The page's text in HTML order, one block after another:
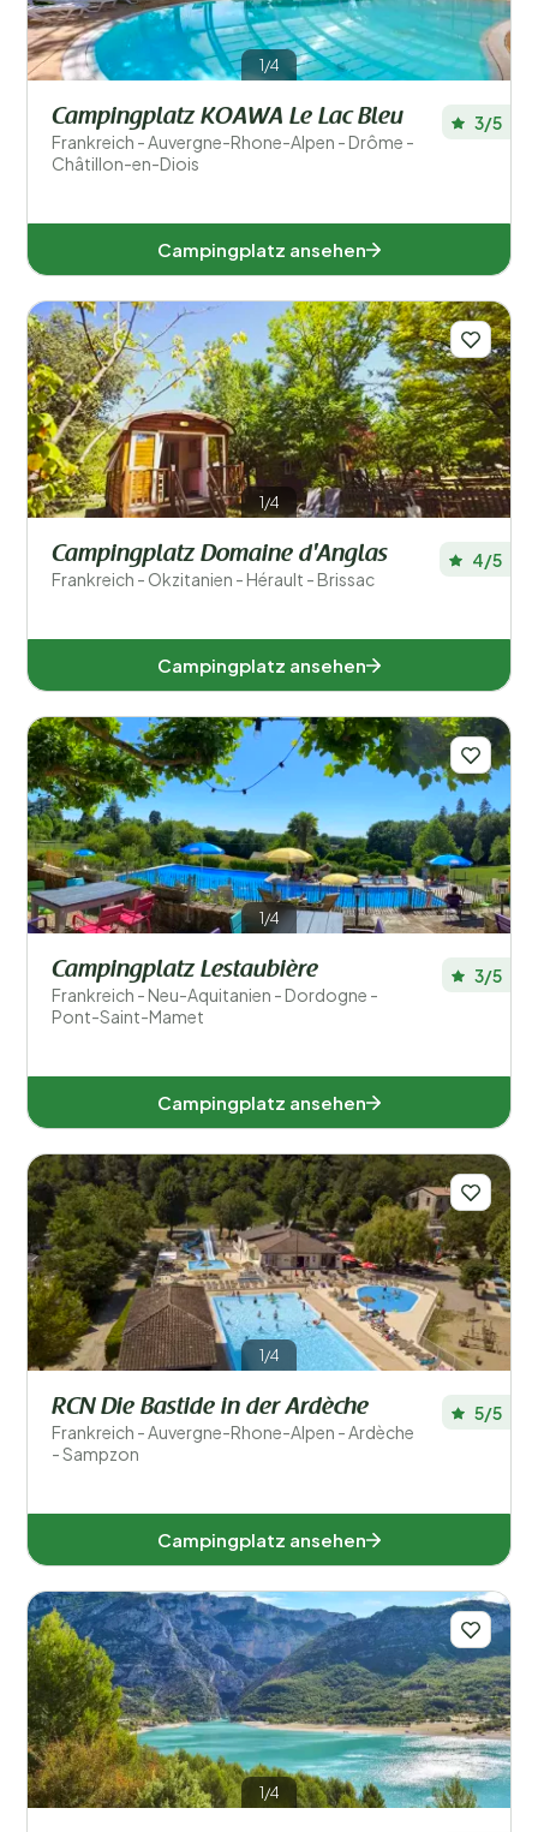
1/4
Campingplatz KOAWA Le Lac Bleu
Frankreich - Auvergne-Rhone-Alpen - Drôme -
Châtillon-en-Diois
3/5
Campingplatz ansehen
1/4
Campingplatz Domaine d'Anglas
Frankreich - Okzitanien - Hérault - Brissac
4/5
Campingplatz ansehen
1/4
Campingplatz Lestaubière
Frankreich - Neu-Aquitanien - Dordogne -
Pont-Saint-Mamet
3/5
Campingplatz ansehen
1/4
RCN Die Bastide in der Ardèche
Frankreich - Auvergne-Rhone-Alpen - Ardèche
- Sampzon
5/5
Campingplatz ansehen
1/4